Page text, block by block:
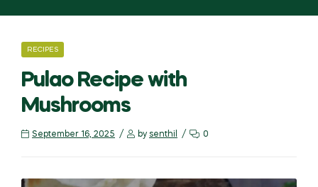
RECIPES
Pulao Recipe with
Mushrooms
September 16, 2025 by senthil 0